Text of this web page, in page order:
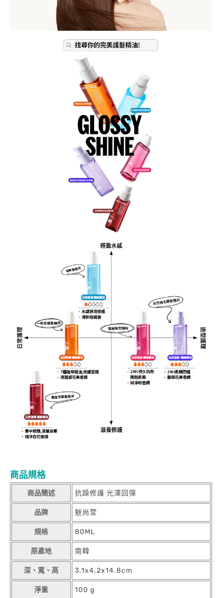
商品規格
商品簡述 抗躁修護 光澤回彈
品牌 魅尚萱
規格 80ML
原產地 南韓
深、寬、高 3.1x4.2x14.8cm
淨重 100 g